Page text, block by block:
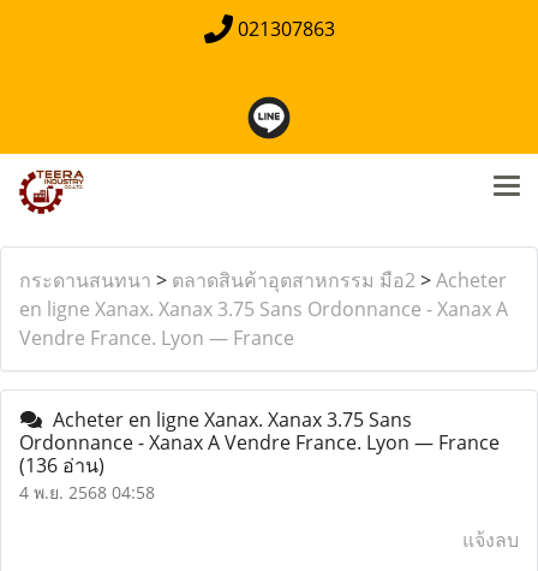
021307863
กระดานสนทนา > ตลาดสินค้าอุตสาหกรรม มือ2>Acheter
en ligne Xanax. Xanax 3.75 Sans Ordonnance - Xanax A
Vendre France. Lyon — France
Acheter en ligne Xanax. Xanax 3.75 Sans
Ordonnance - Xanax A Vendre France. Lyon — France
(136 อ่าน)
4 พ.ย. 2568 04:58
แจ้งลบ